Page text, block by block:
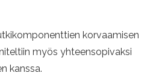
korvaamisen
myös yhteensopivaksi
kanssa.